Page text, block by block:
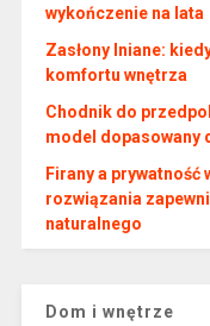
wykończenie na lata
Zasłony lniane:
komfortu wnętrza
Chodnik do
model dopasowany
Firany a prywatność
rozwiązania
naturalnego
Dom i wnętrze